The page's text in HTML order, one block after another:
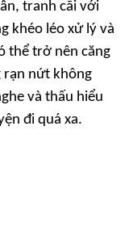
tranh cãi với
khéo léo xử lý và
thể trở nên căng
rạn nứt không
và thấu hiểu
đi quá xa.